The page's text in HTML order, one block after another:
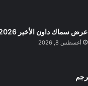
عرض سماك داون الأخير 7/8/2026 كامل مترجم
أغسطس 8, 2026